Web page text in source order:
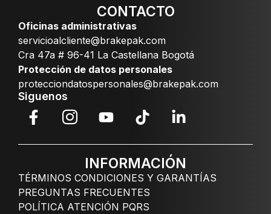
CONTACTO
Oficinas administrativas
servicioalcliente@brakepak.com
Cra 47a # 96-41 La Castellana Bogotá
Protección de datos personales
protecciondatospersonales@brakepak.com
Siguenos
INFORMACIÓN
TÉRMINOS CONDICIONES Y GARANTÍAS
PREGUNTAS FRECUENTES
POLÍTICA ATENCIÓN PQRS